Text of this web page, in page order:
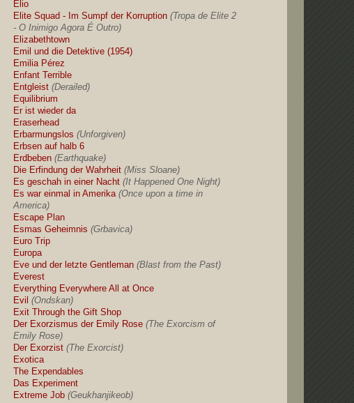
Elio
Elite Squad - Im Sumpf der Korruption (Tropa de Elite 2
- O Inimigo Agora É Outro)
Elizabethtown
Emil und die Detektive (1954)
Emilia Pérez
Enfant Terrible
Entgleist (Derailed)
Equilibrium
Er ist wieder da
Eraserhead
Erbarmungslos (Unforgiven)
Erbsen auf halb 6
Erdbeben (Earthquake)
Die Erfindung der Wahrheit (Miss Sloane)
Es geschah in einer Nacht (It Happened One Night)
Es war einmal in Amerika (Once upon a time in
America)
Escape Plan
Esmas Geheimnis (Grbavica)
Euro Trip
Europa
Eve und der letzte Gentleman (Blast from the Past)
Everest
Everything Everywhere All at Once
Evil (Ondskan)
Exit Through the Gift Shop
Der Exorzismus der Emily Rose (The Exorcism of
Emily Rose)
Der Exorzist (The Exorcist)
Exotica
The Expendables
Das Experiment
Extreme Job (Geukhanjikeob)